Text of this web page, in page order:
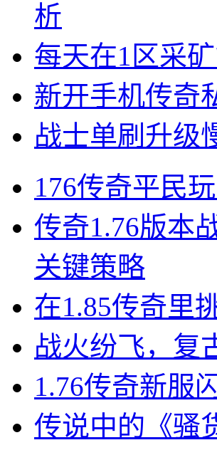
析
每天在1区采
新开手机传奇
战士单刷升级
176传奇平民
传奇1.76版本
关键策略
在1.85传奇里
战火纷飞，复
1.76传奇新服
传说中的《骚